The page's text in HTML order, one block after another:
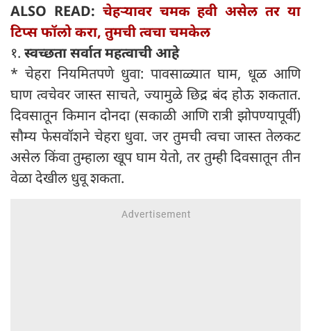
ALSO READ: चेहऱ्यावर चमक हवी असेल तर या
टिप्स फॉलो करा, तुमची त्वचा चमकेल
१. स्वच्छता सर्वात महत्वाची आहे
* चेहरा नियमितपणे धुवा: पावसाळ्यात घाम, धूळ आणि
घाण त्वचेवर जास्त साचते, ज्यामुळे छिद्र बंद होऊ शकतात.
दिवसातून किमान दोनदा (सकाळी आणि रात्री झोपण्यापूर्वी)
सौम्य फेसवॉशने चेहरा धुवा. जर तुमची त्वचा जास्त तेलकट
असेल किंवा तुम्हाला खूप घाम येतो, तर तुम्ही दिवसातून तीन
वेळा देखील धुवू शकता.